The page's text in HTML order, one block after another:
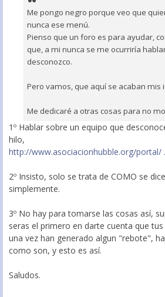
Me pongo negro porque veo que
nunca ese menú.
Pienso que un foro es para ayudar,
que, a mi nunca se me ocurriría
desconozco.
Pero vamos, que aquí se acaban mis
Me dedicaré a otras cosas para no
1º Hablar sobre un equipo que
hilo,
http://www.asociacionhubble.org/portal/
2º Insisto, solo se trata de COMO se
simplemente.
3º No hay para tomarse las cosas así,
seras el primero en darte cuenta que
una vez han generado algun "rebote",
como son, y esto es así.
Saludos.